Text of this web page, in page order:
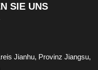
SIE UNS
Jianhu, Provinz Jiangsu,